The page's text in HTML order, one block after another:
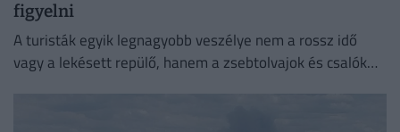
figyelni
A turisták egyik legnagyobb veszélye nem a rossz idő
vagy a lekésett repülő, hanem a zsebtolvajok és csalók